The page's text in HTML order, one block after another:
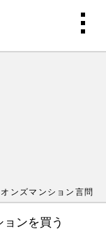
ンズマンション言問
ョンを買う